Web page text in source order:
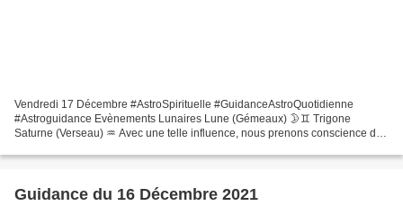
Vendredi 17 Décembre #AstroSpirituelle #GuidanceAstroQuotidienne
#Astroguidance Evènements Lunaires Lune (Gémeaux) 🌛♊ Trigone
Saturne (Verseau) ♒ Avec une telle influence, nous prenons conscience de
Guidance du 16 Décembre 2021